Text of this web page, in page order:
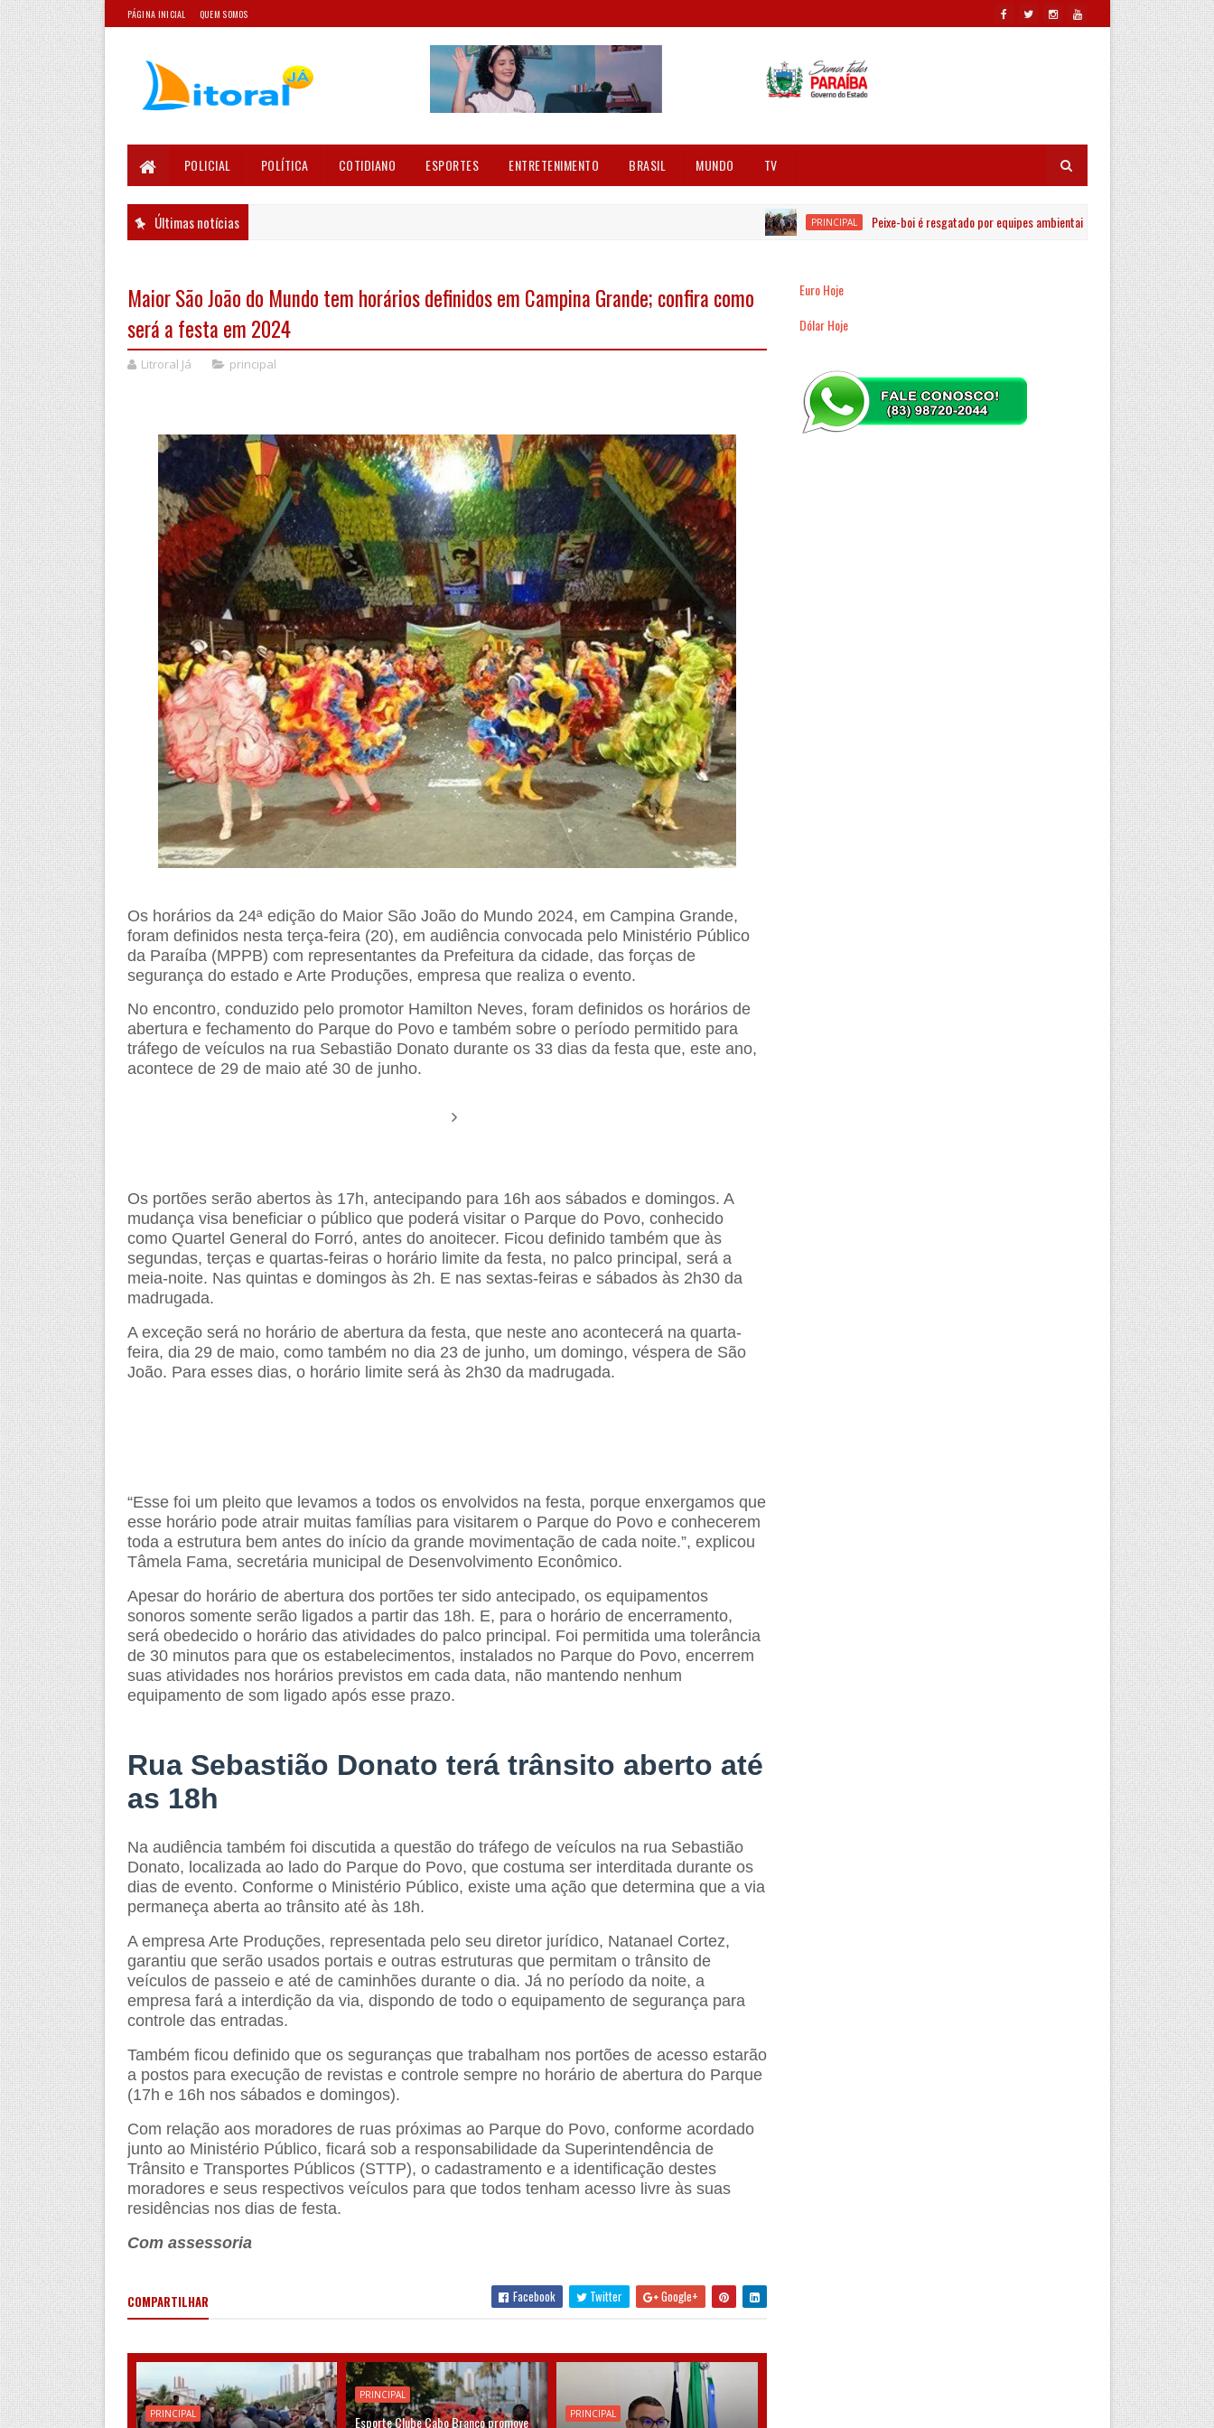
PÁGINA INICIAL QUEM SOMOS
POLICIAL POLÍTICA COTIDIANO ESPORTES ENTRETENIMENTO BRASIL MUNDO TV
Últimas notícias PRINCIPAL Peixe-boi é resgatado por equipes ambientais no Rio Jaguaribe em João Pessoa
Maior São João do Mundo tem horários definidos em Campina Grande; confira como
será a festa em 2024
Litroral Já principal
Os horários da 24ª edição do Maior São João do Mundo 2024, em Campina Grande,
foram definidos nesta terça-feira (20), em audiência convocada pelo Ministério Público
da Paraíba (MPPB) com representantes da Prefeitura da cidade, das forças de
segurança do estado e Arte Produções, empresa que realiza o evento.
No encontro, conduzido pelo promotor Hamilton Neves, foram definidos os horários de
abertura e fechamento do Parque do Povo e também sobre o período permitido para
tráfego de veículos na rua Sebastião Donato durante os 33 dias da festa que, este ano,
acontece de 29 de maio até 30 de junho.
Os portões serão abertos às 17h, antecipando para 16h aos sábados e domingos. A
mudança visa beneficiar o público que poderá visitar o Parque do Povo, conhecido
como Quartel General do Forró, antes do anoitecer. Ficou definido também que às
segundas, terças e quartas-feiras o horário limite da festa, no palco principal, será a
meia-noite. Nas quintas e domingos às 2h. E nas sextas-feiras e sábados às 2h30 da
madrugada.
A exceção será no horário de abertura da festa, que neste ano acontecerá na quarta-
feira, dia 29 de maio, como também no dia 23 de junho, um domingo, véspera de São
João. Para esses dias, o horário limite será às 2h30 da madrugada.
“Esse foi um pleito que levamos a todos os envolvidos na festa, porque enxergamos que
esse horário pode atrair muitas famílias para visitarem o Parque do Povo e conhecerem
toda a estrutura bem antes do início da grande movimentação de cada noite.”, explicou
Tâmela Fama, secretária municipal de Desenvolvimento Econômico.
Apesar do horário de abertura dos portões ter sido antecipado, os equipamentos
sonoros somente serão ligados a partir das 18h. E, para o horário de encerramento,
será obedecido o horário das atividades do palco principal. Foi permitida uma tolerância
de 30 minutos para que os estabelecimentos, instalados no Parque do Povo, encerrem
suas atividades nos horários previstos em cada data, não mantendo nenhum
equipamento de som ligado após esse prazo.
Rua Sebastião Donato terá trânsito aberto até
as 18h
Na audiência também foi discutida a questão do tráfego de veículos na rua Sebastião
Donato, localizada ao lado do Parque do Povo, que costuma ser interditada durante os
dias de evento. Conforme o Ministério Público, existe uma ação que determina que a via
permaneça aberta ao trânsito até às 18h.
A empresa Arte Produções, representada pelo seu diretor jurídico, Natanael Cortez,
garantiu que serão usados portais e outras estruturas que permitam o trânsito de
veículos de passeio e até de caminhões durante o dia. Já no período da noite, a
empresa fará a interdição da via, dispondo de todo o equipamento de segurança para
controle das entradas.
Também ficou definido que os seguranças que trabalham nos portões de acesso estarão
a postos para execução de revistas e controle sempre no horário de abertura do Parque
(17h e 16h nos sábados e domingos).
Com relação aos moradores de ruas próximas ao Parque do Povo, conforme acordado
junto ao Ministério Público, ficará sob a responsabilidade da Superintendência de
Trânsito e Transportes Públicos (STTP), o cadastramento e a identificação destes
moradores e seus respectivos veículos para que todos tenham acesso livre às suas
residências nos dias de festa.
Com assessoria
COMPARTILHAR Facebook Twitter Google+
PRINCIPAL
PRINCIPAL
Esporte Clube Cabo Branco promove PRINCIPAL
Euro Hoje
Dólar Hoje